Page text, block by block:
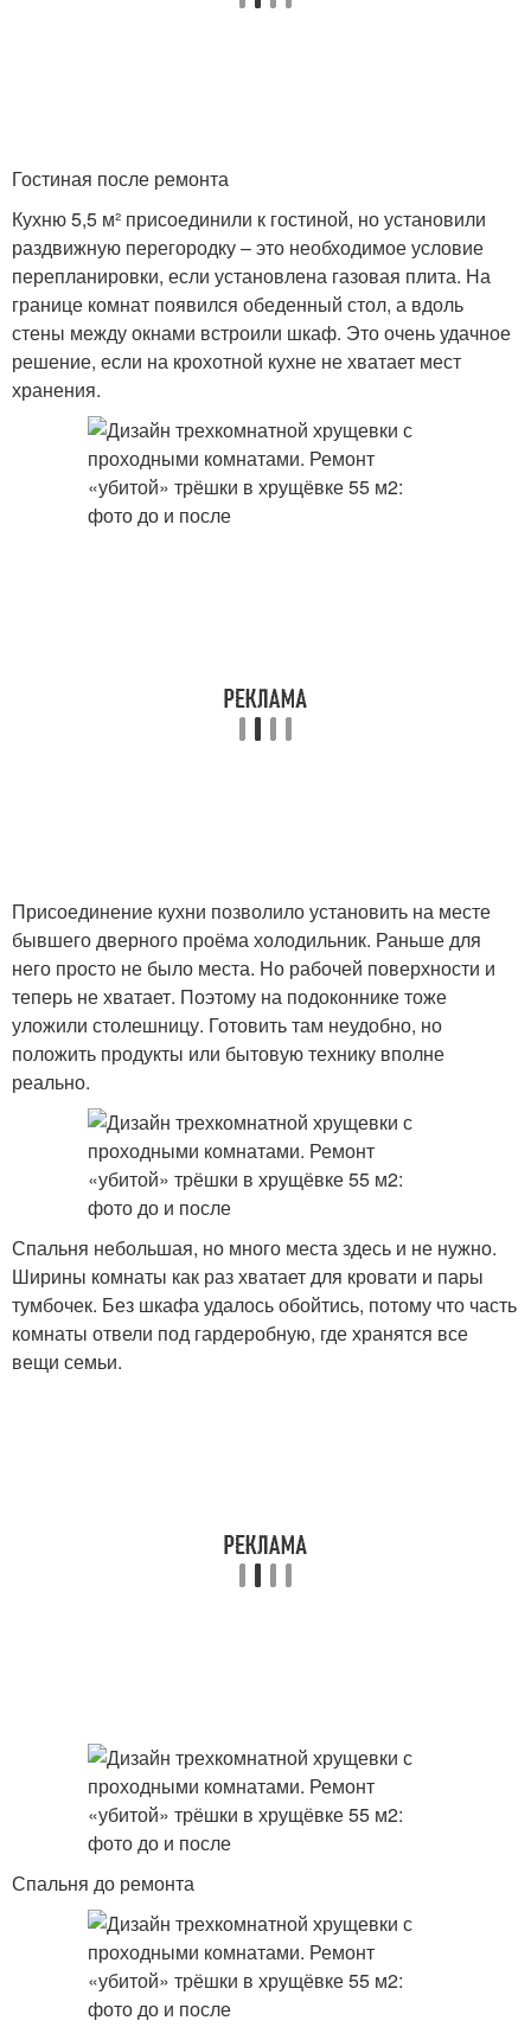
Гостиная после ремонта
Кухню 5,5 м² присоединили к гостиной, но установили
раздвижную перегородку – это необходимое условие
перепланировки, если установлена газовая плита. На
границе комнат появился обеденный стол, а вдоль
стены между окнами встроили шкаф. Это очень удачное
решение, если на крохотной кухне не хватает мест
хранения.
Присоединение кухни позволило установить на месте
бывшего дверного проёма холодильник. Раньше для
него просто не было места. Но рабочей поверхности и
теперь не хватает. Поэтому на подоконнике тоже
уложили столешницу. Готовить там неудобно, но
положить продукты или бытовую технику вполне
реально.
Спальня небольшая, но много места здесь и не нужно.
Ширины комнаты как раз хватает для кровати и пары
тумбочек. Без шкафа удалось обойтись, потому что часть
комнаты отвели под гардеробную, где хранятся все
вещи семьи.
Спальня до ремонта